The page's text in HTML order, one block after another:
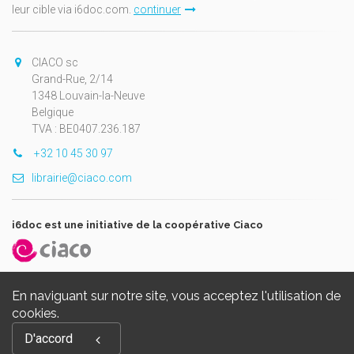
En naviguant sur notre site, vous acceptez l'utilisation de
cookies.
D'accord
leur cible via i6doc.com. continuer
CIACO sc
Grand-Rue, 2/14
1348 Louvain-la-Neuve
Belgique
TVA : BE0407.236.187
+32 10 45 30 97
librairie@ciaco.com
i6doc est une initiative de la coopérative Ciaco